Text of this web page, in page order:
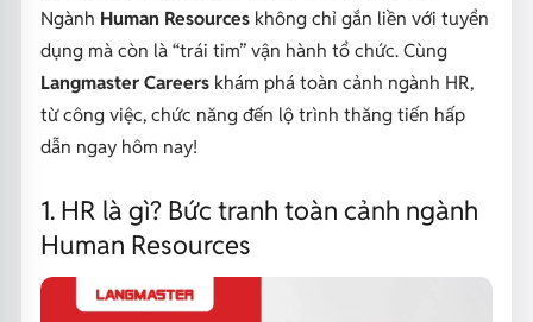
Ngành Human Resourceskhông chỉ gắn liền với tuyển
dụng mà còn là “trái tim” vận hành tổ chức. Cùng
Langmaster Careerskhám phá toàn cảnh ngành HR,
từ công việc, chức năng đến lộ trình thăng tiến hấp
dẫn ngay hôm nay!
1. HR là gì? Bức tranh toàn cảnh ngành
Human Resources